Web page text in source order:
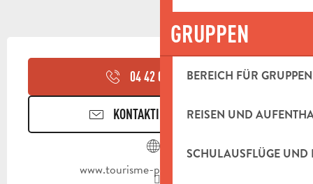
GRUPPEN
BEREICH FÜR GRUPPEN
REISEN UND
SCHULAUSFLÜGE UND
ÖFFNUNGSZEITEN &
04 42 03 49▒▒
KONTAKTIEREN SIE UNS
www.tourisme-paysdaubagne.fr